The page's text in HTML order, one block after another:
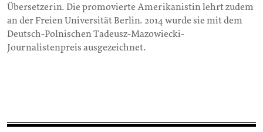
Übersetzerin. Die promovierte Amerikanistin lehrt zudem
an der Freien Universität Berlin. 2014 wurde sie mit dem
Deutsch-Polnischen Tadeusz-Mazowiecki-
Journalistenpreis ausgezeichnet.